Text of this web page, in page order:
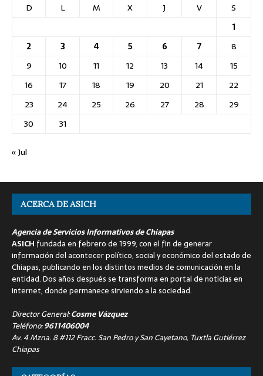
D
L M X J V
S
1
2
3 4 5 6 7
8
9
10 11 12 13 14
15
16
17 18 19 20 21
22
23
24 25 26 27 28
29
30
31
« Jul
ACERCA DE ASICH
Agencia de Servicios Informativos de Chiapas
ASICH fundada en febrero de 1999, con el fin de generar
información del acontecer político, social y económico del estado de
Chiapas, publicando en los distintos medios de comunicación en la
entidad. Dos años después se transforma en portal de noticias en
internet, donde permanece sirviendo a la sociedad.
Director General:Cosme Vázquez
Teléfono:9611406004
Av. 4 Mzna. 8 #112 Fracc. San Pedro y San Cayetano, Tuxtla Gutiérrez
Chiapas